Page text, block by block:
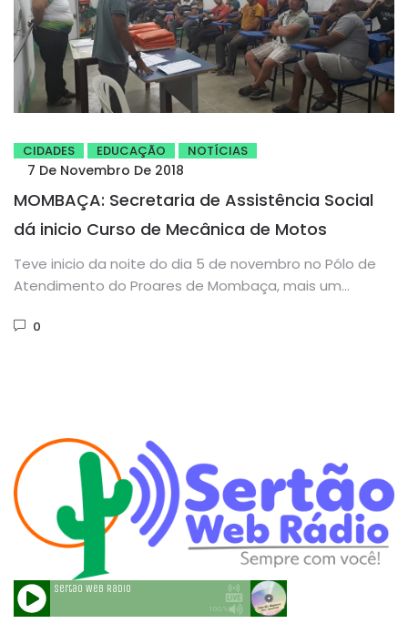
CIDADES EDUCAÇÃO NOTÍCIAS
7 De Novembro De 2018
MOMBAÇA: Secretaria de Assistência Social
dá inicio Curso de Mecânica de Motos
Teve inicio da noite do dia 5 de novembro no Pólo de
Atendimento do Proares de Mombaça, mais um...
0